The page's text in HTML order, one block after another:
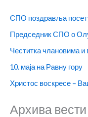
СПО поздравља
Председник СПО о
Честитка члановима
10. маја на Равну гору
Христос воскресе –
Архива вести